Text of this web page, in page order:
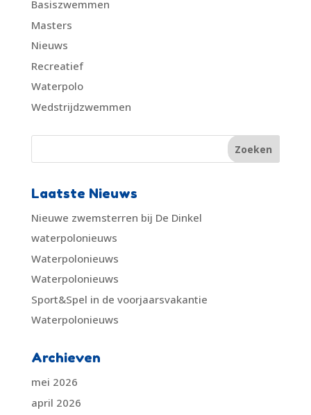
Basiszwemmen
Masters
Nieuws
Recreatief
Waterpolo
Wedstrijdzwemmen
Laatste Nieuws
Nieuwe zwemsterren bij De Dinkel
waterpolonieuws
Waterpolonieuws
Waterpolonieuws
Sport&Spel in de voorjaarsvakantie
Waterpolonieuws
Archieven
mei 2026
april 2026